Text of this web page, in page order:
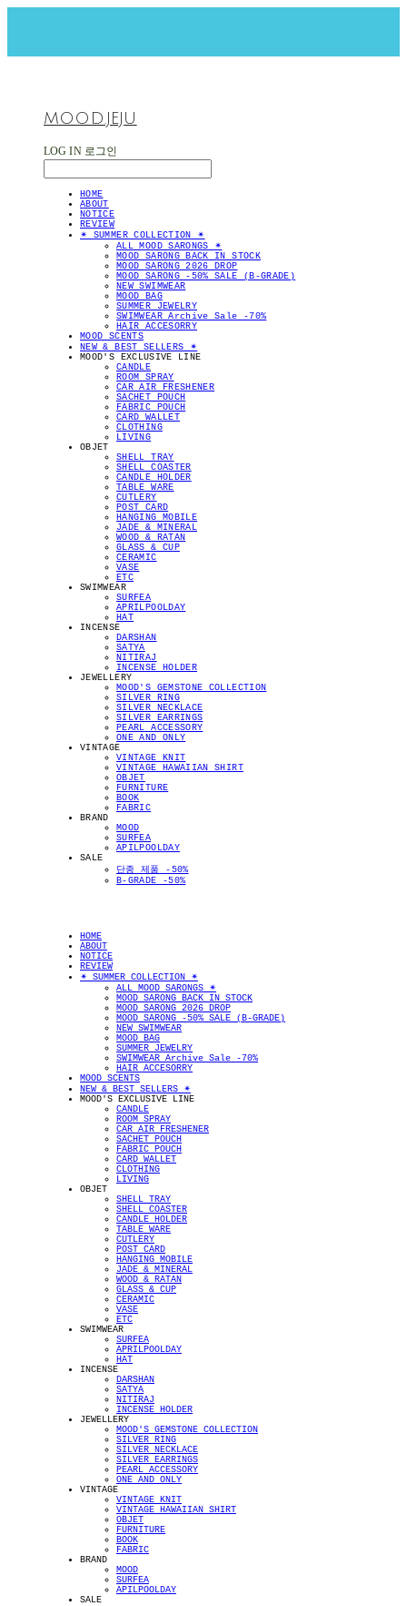
MOOD.JEJU
LOG IN 로그인
HOME
ABOUT
NOTICE
REVIEW
✴︎ SUMMER COLLECTION ✴︎
ALL MOOD SARONGS ✴︎
MOOD SARONG BACK IN STOCK
MOOD SARONG 2026 DROP
MOOD SARONG -50% SALE (B-GRADE)
NEW SWIMWEAR
MOOD BAG
SUMMER JEWELRY
SWIMWEAR Archive Sale -70%
HAIR ACCESORRY
MOOD SCENTS
NEW & BEST SELLERS ✴︎
MOOD'S EXCLUSIVE LINE
CANDLE
ROOM SPRAY
CAR AIR FRESHENER
SACHET POUCH
FABRIC POUCH
CARD WALLET
CLOTHING
LIVING
OBJET
SHELL TRAY
SHELL COASTER
CANDLE HOLDER
TABLE WARE
CUTLERY
POST CARD
HANGING MOBILE
JADE & MINERAL
WOOD & RATAN
GLASS & CUP
CERAMIC
VASE
ETC
SWIMWEAR
SURFEA
APRILPOOLDAY
HAT
INCENSE
DARSHAN
SATYA
NITIRAJ
INCENSE HOLDER
JEWELLERY
MOOD'S GEMSTONE COLLECTION
SILVER RING
SILVER NECKLACE
SILVER EARRINGS
PEARL ACCESSORY
ONE AND ONLY
VINTAGE
VINTAGE KNIT
VINTAGE HAWAIIAN SHIRT
OBJET
FURNITURE
BOOK
FABRIC
BRAND
MOOD
SURFEA
APILPOOLDAY
SALE
단종 제품 -50%
B-GRADE -50%
HOME
ABOUT
NOTICE
REVIEW
✴︎ SUMMER COLLECTION ✴︎
ALL MOOD SARONGS ✴︎
MOOD SARONG BACK IN STOCK
MOOD SARONG 2026 DROP
MOOD SARONG -50% SALE (B-GRADE)
NEW SWIMWEAR
MOOD BAG
SUMMER JEWELRY
SWIMWEAR Archive Sale -70%
HAIR ACCESORRY
MOOD SCENTS
NEW & BEST SELLERS ✴︎
MOOD'S EXCLUSIVE LINE
CANDLE
ROOM SPRAY
CAR AIR FRESHENER
SACHET POUCH
FABRIC POUCH
CARD WALLET
CLOTHING
LIVING
OBJET
SHELL TRAY
SHELL COASTER
CANDLE HOLDER
TABLE WARE
CUTLERY
POST CARD
HANGING MOBILE
JADE & MINERAL
WOOD & RATAN
GLASS & CUP
CERAMIC
VASE
ETC
SWIMWEAR
SURFEA
APRILPOOLDAY
HAT
INCENSE
DARSHAN
SATYA
NITIRAJ
INCENSE HOLDER
JEWELLERY
MOOD'S GEMSTONE COLLECTION
SILVER RING
SILVER NECKLACE
SILVER EARRINGS
PEARL ACCESSORY
ONE AND ONLY
VINTAGE
VINTAGE KNIT
VINTAGE HAWAIIAN SHIRT
OBJET
FURNITURE
BOOK
FABRIC
BRAND
MOOD
SURFEA
APILPOOLDAY
SALE